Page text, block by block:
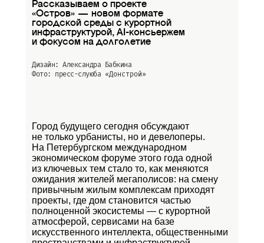
Рассказываем о проекте
«Остров» — новом формате
городской среды с курортной
инфраструктурой, AI-консьержем
и фокусом на долголетие
Дизайн: Александра Бабкина
Фото: пресс-слуюба «Донстрой»
Город будущего сегодня обсуждают
не только урбанисты, но и девелоперы.
На Петербургском международном
экономическом форуме этого года одной
из ключевых тем стало то, как меняются
ожидания жителей мегаполисов: на смену
привычным жилым комплексам приходят
проекты, где дом становится частью
полноценной экосистемы — с курортной
атмосферой, сервисами на базе
искусственного интеллекта, общественными